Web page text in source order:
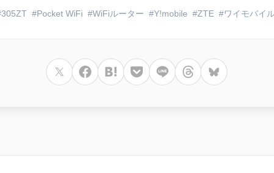
305ZT Pocket WiFi WiFiルーター Y!mobile ZTE ワイモバイ